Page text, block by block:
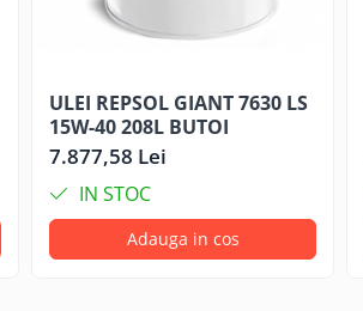
ULEI REPSOL GIANT 7630 LS
15W-40 208L BUTOI
7.877,58 Lei
IN STOC
Adauga in cos